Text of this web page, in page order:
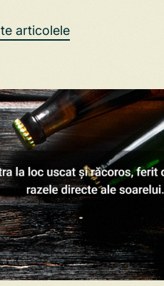
articolele